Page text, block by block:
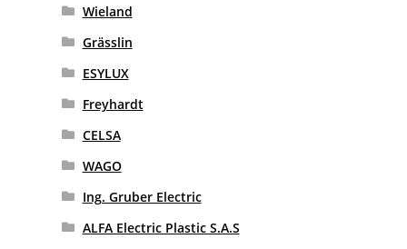
Wieland
Grässlin
ESYLUX
Freyhardt
CELSA
WAGO
Ing. Gruber Electric
ALFA Electric Plastic S.A.S